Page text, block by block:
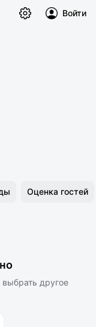
Войти
Оценка гостей
другое